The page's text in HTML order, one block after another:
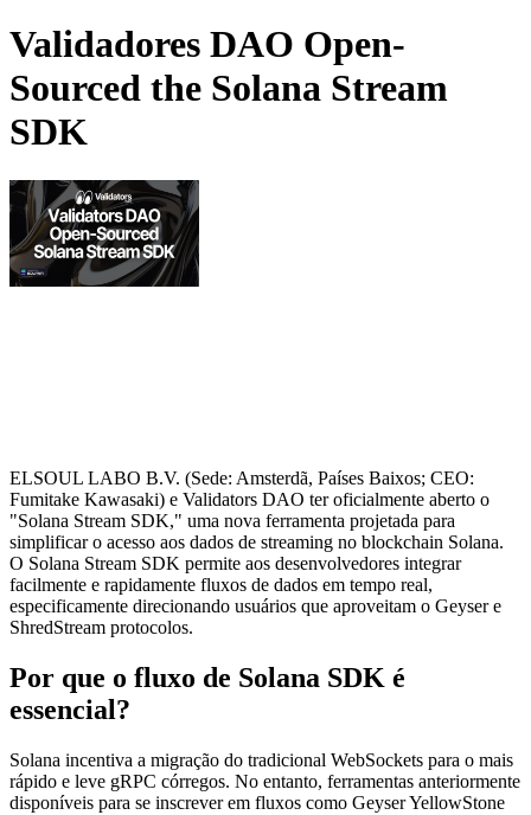
Validadores DAO Open-
Sourced the Solana Stream
SDK
ELSOUL LABO B.V. (Sede: Amsterdã, Países Baixos; CEO:
Fumitake Kawasaki) e Validators DAO ter oficialmente aberto o
"Solana Stream SDK," uma nova ferramenta projetada para
simplificar o acesso aos dados de streaming no blockchain Solana.
O Solana Stream SDK permite aos desenvolvedores integrar
facilmente e rapidamente fluxos de dados em tempo real,
especificamente direcionando usuários que aproveitam o Geyser e
ShredStream protocolos.
Por que o fluxo de Solana SDK é
essencial?
Solana incentiva a migração do tradicional WebSockets para o mais
rápido e leve gRPC córregos. No entanto, ferramentas anteriormente
disponíveis para se inscrever em fluxos como Geyser YellowStone